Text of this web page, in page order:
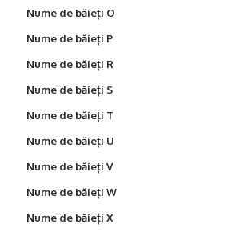
Nume de băieți O
Nume de băieți P
Nume de băieți R
Nume de băieți S
Nume de băieți T
Nume de băieți U
Nume de băieți V
Nume de băieți W
Nume de băieți X